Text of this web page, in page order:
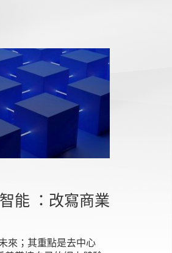
能 ：改寫商業
來；其重點是去中心